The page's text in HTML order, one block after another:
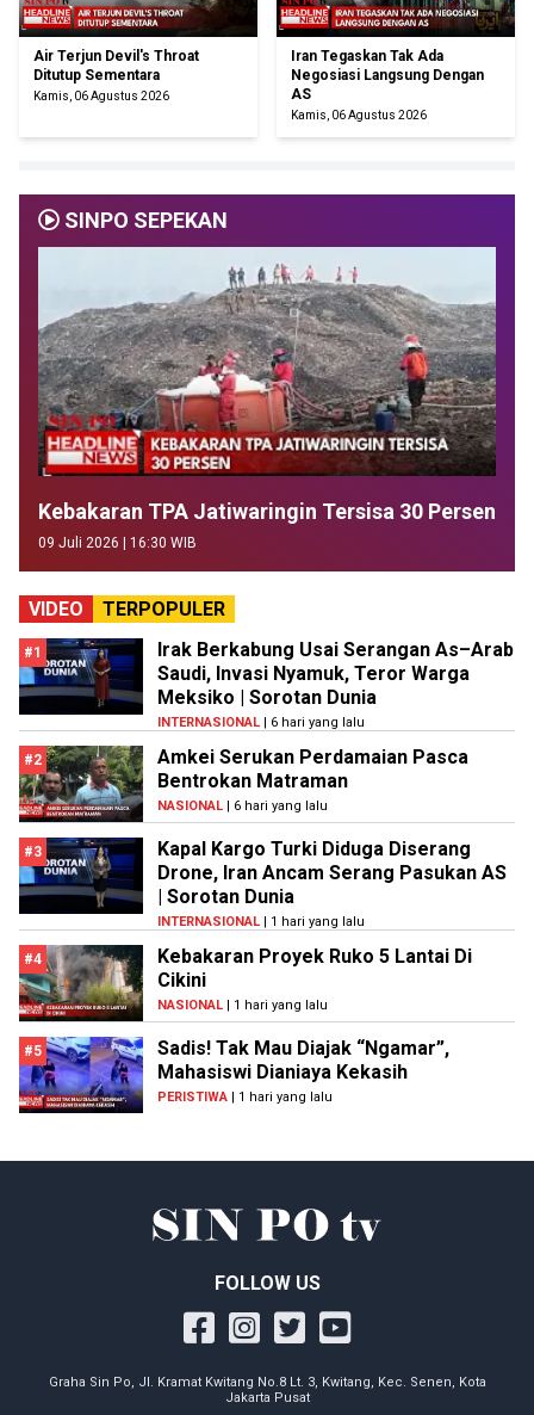
Air Terjun Devil's Throat
Ditutup Sementara
Kamis, 06 Agustus 2026
Iran Tegaskan Tak Ada
Negosiasi Langsung Dengan
AS
Kamis, 06 Agustus 2026
SINPO SEPEKAN
Kebakaran TPA Jatiwaringin Tersisa 30 Persen
09 Juli 2026 | 16:30 WIB
VIDEO TERPOPULER
#1
Irak Berkabung Usai Serangan As–Arab
Saudi, Invasi Nyamuk, Teror Warga
Meksiko | Sorotan Dunia
INTERNASIONAL | 6 hari yang lalu
#2
Amkei Serukan Perdamaian Pasca
Bentrokan Matraman
NASIONAL | 6 hari yang lalu
#3
Kapal Kargo Turki Diduga Diserang
Drone, Iran Ancam Serang Pasukan AS
| Sorotan Dunia
INTERNASIONAL | 1 hari yang lalu
#4
Kebakaran Proyek Ruko 5 Lantai Di
Cikini
NASIONAL | 1 hari yang lalu
#5
Sadis! Tak Mau Diajak “Ngamar”,
Mahasiswi Dianiaya Kekasih
PERISTIWA | 1 hari yang lalu
FOLLOW US
Graha Sin Po, Jl. Kramat Kwitang No.8 Lt. 3, Kwitang, Kec. Senen, Kota
Jakarta Pusat